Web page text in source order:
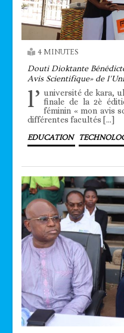
4 MINUTES
Douti Dioktante
Avis Scientifique» de
l’ université de kara,
finale de la 2è
féminin « mon avis
différentes facultés […]
EDUCATION